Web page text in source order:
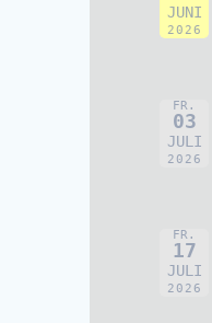
JUNI
2026
FR.
03
JULI
2026
FR.
17
JULI
2026